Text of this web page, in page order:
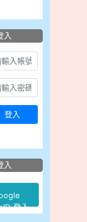
入
登入
入
登入